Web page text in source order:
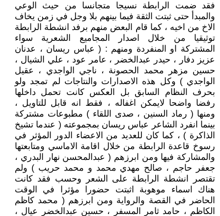
فقد ضمت الرابطة نسيجا متجانسا من حيث الوعي
والمبدأ حتى ثبتت الثقة فيما بينهم بلا وجل في زمن يخاف
الاخ من اخيه ، كما قام البعض منهم برفد انشطة الرابطة
توثيقيا من خلال اصدار المجاميع الشعرية سواء
المشتركة او المنفردة ومنهم : ( عباس ريسان ، عدنان
عزيز دفار ، حيدر عبدالخضر ، عامر عود ، علي الشيال ،
حسين مزهر محمد الحصونة ، ناجي الواجدي ، عقيل
الواجدي ) وكل هذه الاصدارات والنتاجات لم تمجد ولو
بحرف النظام السابق بل العكس كانت تحمل داخلها
رفضا واضحا لايمكن اغفاله ، فقط انه قابل للتاويل ،
ومنها ( رماد السنين ، صدى اللقاء ) مطبوعات مشتركة
بينما انفرد الشاعر عباس ريسان بمجموعته ( عندما تشيخ
الذاكرة ) ، كما كان للعديد من الاعضاء الدور المؤثر في
رسوخ قاعدة الرابطة من خلال اقامة الاماسي ومتابعتها
والمشاركة فيها ومن ابرزهم ( عبدالمحسن نهار البدري ،
جعفر حاجم ، صالح مهدي محمد و محمد حريب ) ولم
تقتصر انشطة الرابطة على الشعر وحسب فقد كانت
هناك اسماء موهوبة اثبتت حضورا مؤثرا في الوقت
الحاضر في القصة والرواية ومن ابرزهم ( محمد كاظم
الكاظم ، حامد ثامر المسفر ، حسين عبدالخضر عيال ،